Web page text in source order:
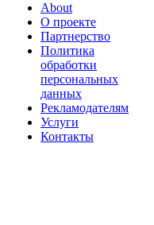
About
О проекте
Партнерство
Политика
обработки
персональных
данных
Рекламодателям
Услуги
Контакты